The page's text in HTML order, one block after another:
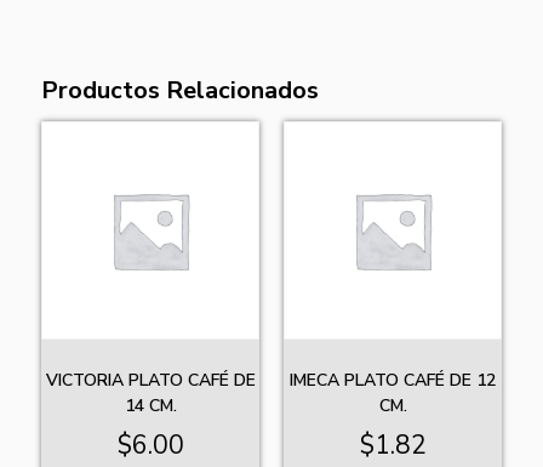
Productos Relacionados
VICTORIA PLATO CAFÉ DE
14 CM.
$6.00
IMECA PLATO CAFÉ DE 12
CM.
$1.82